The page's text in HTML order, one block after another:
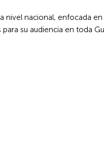
nivel nacional, enfocada
su audiencia en toda